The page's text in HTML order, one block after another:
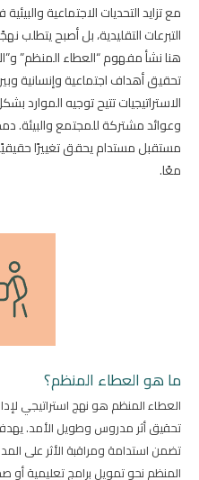
مع تزايد التحديات الاجتماعية
التبرعات التقليدية، بل أصبح يتطلب
هنا نشأ مفهوم “العطاء المنظم”
تحقيق أهداف اجتماعية وإنسانية
الاستراتيجيات تتيح توجيه الموارد
وعوائد مشتركة للمجتمع والبيئة.
مستقبل مستدام يحقق تغييرًا حقيقيًا
معًا.
ما هو العطاء المنظم؟
العطاء المنظم هو نهج استراتيجي
تحقيق أثر مدروس وطويل الأمد.
تضمن استدامة ومراقبة الأثر على
المنظم نحو تمويل برامج تعليمية أو